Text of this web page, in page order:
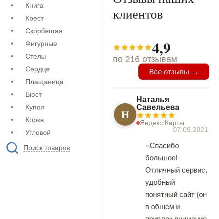
Книга
Крест
Скорбящая
Фигурные
Стелы
Сердце
Плащаница
Бюст
Купол
Корка
Угловой
Поиск товаров
клиентов
4,9
по 216 отзывам
Все отзывы →
Н
Наталья
Савельева
Яндекс.Карты
07.09.2021
Спасибо
большое!
Отличный сервис,
удобный
понятный сайт (он
в общем и